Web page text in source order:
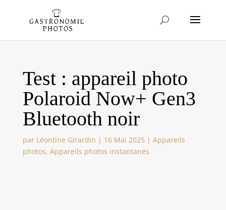
Test : appareil photo
Polaroid Now+ Gen3
Bluetooth noir
par Léontine Girardin | 16 Mai 2025| Appareils
photos, Appareils photos instantanés